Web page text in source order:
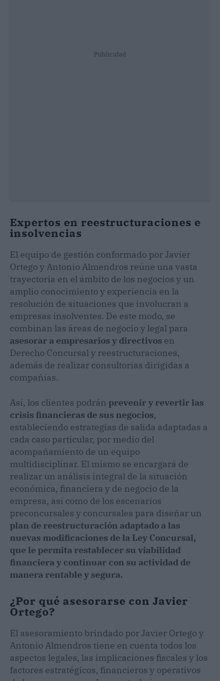
Publicidad
Expertos en reestructuraciones e
insolvencias
El equipo de gestión conformado por Javier
Ortego y Antonio Almendros reúne una vasta
trayectoria en el ámbito de los negocios y un
amplio conocimiento y experiencia en la
resolución de situaciones que involucran a
empresas insolventes. De este modo, se
combinan las áreas de negocio y legal para
asesorar a empresarios y directivos en
Derecho Concursal y reestructuraciones,
además de realizar consultorías dirigidas a
compañías.
Así, los clientes podrán prevenir y revertir las
crisis financieras de sus negocios,
estableciendo estrategias de salida adaptadas a
cada caso particular, por medio del
acompañamiento de un equipo
multidisciplinar. El mismo se encargará de
realizar un análisis integral de la situación
económica, financiera y de negocio de la
empresa, así como de los escenarios
preconcursales y concursales para diseñar un
plan de reestructuración adaptado a las
nuevas modificaciones de la Ley Concursal,
que le permita restablecer su viabilidad
financiera y continuar con su actividad de
manera rentable y segura.
¿Por qué asesorarse con Javier
Ortego?
El asesoramiento brindado por Javier Ortego y
Antonio Almendros tiene en cuenta todos los
aspectos legales, las implicaciones fiscales y los
factores estratégicos, financieros y operativos